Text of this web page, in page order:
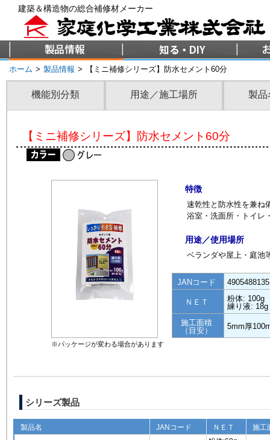
建築＆構造物の総合補修材メーカー
ホーム > 製品情報 > 【ミニ補修シリーズ】防水セメント60分
機能別分類 用途／施工場所 製品
【ミニ補修シリーズ】防水セメント60分
※パッケージが変わる場合があります
特徴
速乾性と防水性を兼ね
浴室・洗面所・トイレ
用途／使用場所
ベランダや屋上・庭池
JANコード
ＮＥＴ
粉体:
練り液: 18g
施工面積
（目安）
5mm厚
シリーズ製品
製品名 JANコード ＮＥＴ 施工